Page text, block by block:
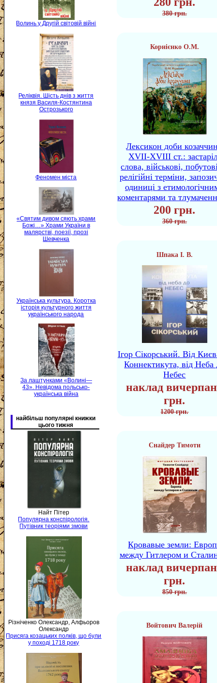
Волинь у Другій світовій війні
Реліквія. Шість днів з життя
князя Василя-Костянтина
Острозького
Феномен міста
«Святим дивом сяють храми
Божі…» Храми України в
малярстві, поезії, прозі
Шевченка
Українська культура. Коротка
історія культурного життя
українського народа
За лаштунками «Волині—
43». Невідома польсько-
українська війна
найбільш популярні книжки
цього тижня
Найт Пітер
Популярна конспірологія.
Путівник теоріями змови
Різніченко Олександр, Алфьоров
Олександр
Присяга козацьких полків, що були
у поході 1718 року
380 грн.
Корнієнко О.М.
Лексикон доби
XVII-XVIII ст.:
слова, військові,
релігійні терміни,
одиниці з
коментарями та
200 грн.
360 грн.
Шпака І. В.
Ігор Сікорський. Від
Коннектикута, від Неба
Небес
наклад
грн.
1200 грн.
Снайдер Тимоти
Кровавые земли:
между Гитлером и
наклад
грн.
850 грн.
Войтович Валерій